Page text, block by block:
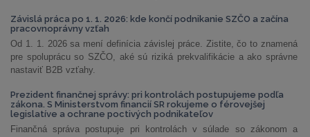
Závislá práca po 1. 1. 2026: kde končí podnikanie SZČO a začína
pracovnoprávny vzťah
Od 1. 1. 2026 sa mení definícia závislej práce. Zistite, čo to znamená
pre spoluprácu so SZČO, aké sú riziká prekvalifikácie a ako správne
nastaviť B2B vzťahy.
Prezident finančnej správy: pri kontrolách postupujeme podľa
zákona. S Ministerstvom financií SR rokujeme o férovejšej
legislatíve a ochrane poctivých podnikateľov
Finančná správa postupuje pri kontrolách v súlade so zákonom a